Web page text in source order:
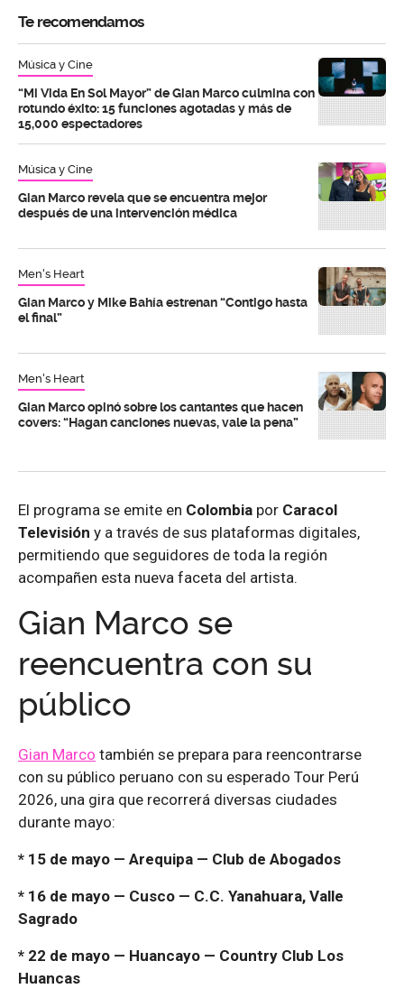
Te recomendamos
Música y Cine
“Mi Vida En Sol Mayor” de Gian Marco culmina con
rotundo éxito: 15 funciones agotadas y más de
15,000 espectadores
Música y Cine
Gian Marco revela que se encuentra mejor
después de una intervención médica
Men's Heart
Gian Marco y Mike Bahía estrenan “Contigo hasta
el final”
Men's Heart
Gian Marco opinó sobre los cantantes que hacen
covers: “Hagan canciones nuevas, vale la pena”
El programa se emite en Colombia por Caracol
Televisión y a través de sus plataformas digitales,
permitiendo que seguidores de toda la región
acompañen esta nueva faceta del artista.
Gian Marco se
reencuentra con su
público
Gian Marco también se prepara para reencontrarse
con su público peruano con su esperado Tour Perú
2026, una gira que recorrerá diversas ciudades
durante mayo:
* 15 de mayo — Arequipa — Club de Abogados
* 16 de mayo — Cusco — C.C. Yanahuara, Valle
Sagrado
* 22 de mayo — Huancayo — Country Club Los
Huancas